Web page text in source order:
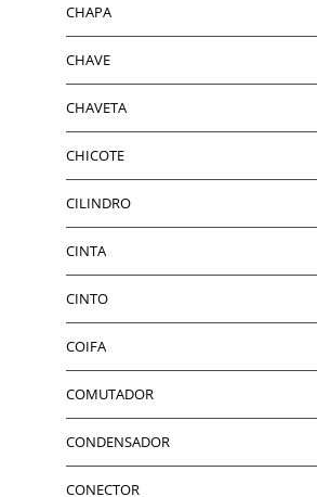
CHAPA
CHAVE
CHAVETA
CHICOTE
CILINDRO
CINTA
CINTO
COIFA
COMUTADOR
CONDENSADOR
CONECTOR